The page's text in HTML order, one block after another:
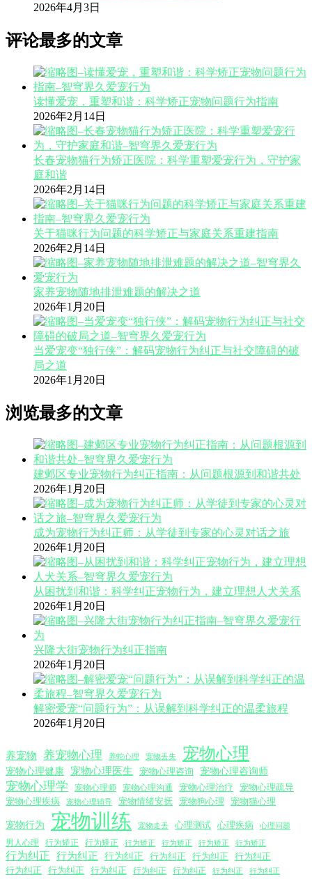
2026年4月3日
评论最多的文章
读懂爱宠，重塑和谐：科学矫正宠物问题行为指南
2026年2月14日
长春宠物猫行为矫正医院：科学重塑爱宠行为，守护家
庭和谐
2026年2月14日
关于猫咪行为问题的科学矫正与家庭关系重建指南
2026年2月14日
家养宠物随地排泄难题的解决之道
2026年1月20日
当爱宠变“独行侠”：解码宠物行为纠正与社交障碍的破
局之道
2026年1月20日
浏览最多的文章
建邺区专业宠物行为纠正指南：从问题根源到和谐共处
2026年1月20日
成为宠物行为纠正师：从学徒到专家的心灵对话之旅
2026年1月20日
从困扰到和谐：科学纠正宠物行为，建立理想人犬关系
2026年1月20日
兴隆大街宠物行为纠正指南
2026年1月20日
解密爱宠“问题行为”：从误解到科学纠正的温柔旅程
2026年1月20日
养宠物 养宠物心理 养蛇心理 宠物丢失 宠物心理
宠物心理健康 宠物心理医生 宠物心理咨询 宠物心理咨询师
宠物心理学 宠物心理师 宠物心理沟通 宠物心理治疗
宠物心理疏导
宠物心理疾病
宠物心理辅导 宠物情绪安抚 宠物狗心理 宠物猫心理
宠物行为 宠物训练 宠物走丢 心理测试 心理疾病 心理问题
男人心理 行为矫正 行为矫正 行为矫正 行为矫正 行为矫正 行为矫正
行为纠正 行为纠正 行为纠正 行为纠正 行为纠正
行为纠正
行为纠正
行为纠正 行为纠正 行为纠正 行为纠正 行为纠正 行为纠正